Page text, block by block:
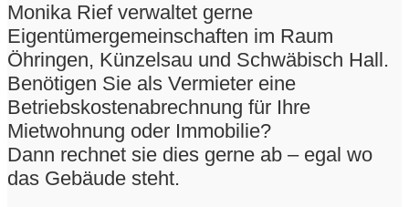
Monika Rief verwaltet gerne
Eigentümergemeinschaften im Raum
Öhringen, Künzelsau und Schwäbisch Hall.
Benötigen Sie als Vermieter eine
Betriebskostenabrechnung für Ihre
Mietwohnung oder Immobilie?
Dann rechnet sie dies gerne ab – egal wo
das Gebäude steht.